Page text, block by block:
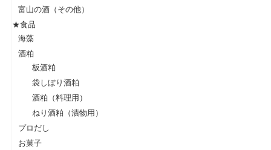
富山の酒（その他）
★食品
海藻
酒粕
板酒粕
袋しぼり酒粕
酒粕（料理用）
ねり酒粕（漬物用）
プロだし
お菓子